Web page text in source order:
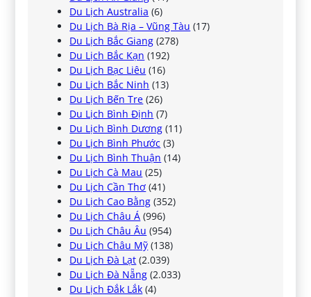
Du Lịch Australia (6)
Du Lịch Bà Rịa – Vũng Tàu (17)
Du Lịch Bắc Giang (278)
Du Lịch Bắc Kạn (192)
Du Lịch Bạc Liêu (16)
Du Lịch Bắc Ninh (13)
Du Lịch Bến Tre (26)
Du Lịch Bình Định (7)
Du Lịch Bình Dương (11)
Du Lịch Bình Phước (3)
Du Lịch Bình Thuận (14)
Du Lịch Cà Mau (25)
Du Lịch Cần Thơ (41)
Du Lịch Cao Bằng (352)
Du Lịch Châu Á (996)
Du Lịch Châu Âu (954)
Du Lịch Châu Mỹ (138)
Du Lịch Đà Lạt (2.039)
Du Lịch Đà Nẵng (2.033)
Du Lịch Đắk Lắk (4)